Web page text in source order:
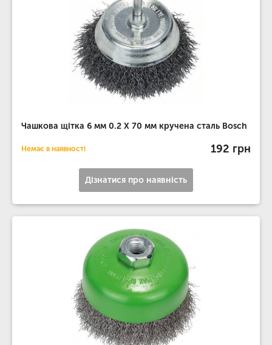
Чашкова щітка 6 мм 0.2 Х 70 мм кручена сталь Bosch
Немає в наявності 192 грн
Дізнатися про наявність